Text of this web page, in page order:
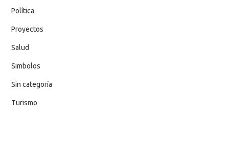
Política
Proyectos
Salud
Simbolos
Sin categoría
Turismo